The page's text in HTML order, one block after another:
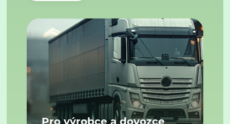
Pro výrobce a dovozce